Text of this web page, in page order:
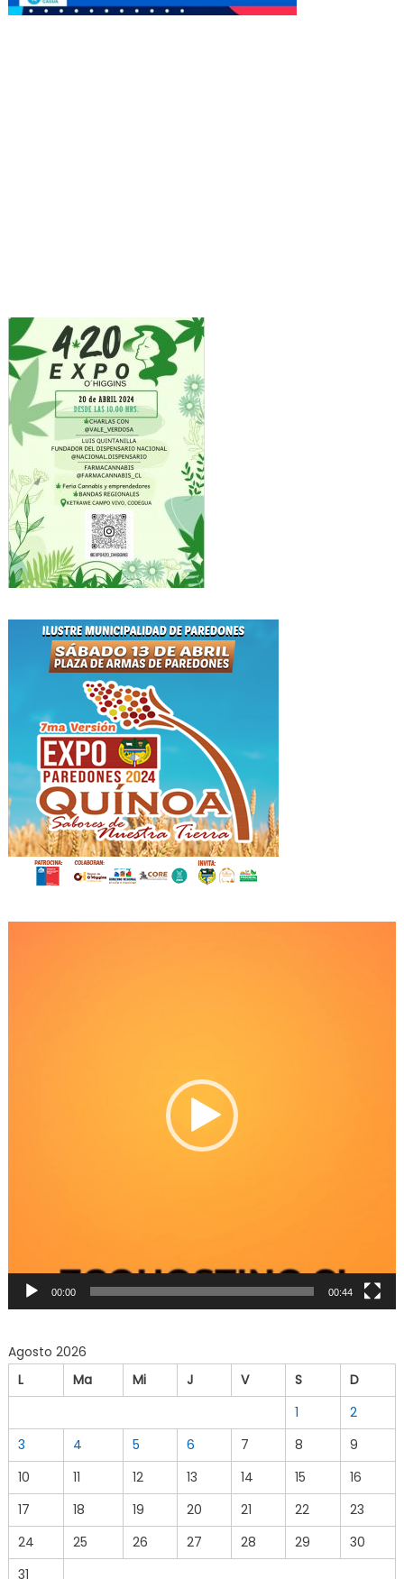
00:00 00:44
Agosto 2026
L
Ma Mi J V S
D
1
2
3
4 5 6 7 8
9
10
11 12 13 14 15
16
17
18 19 20 21 22
23
24
25 26 27 28 29
30
31